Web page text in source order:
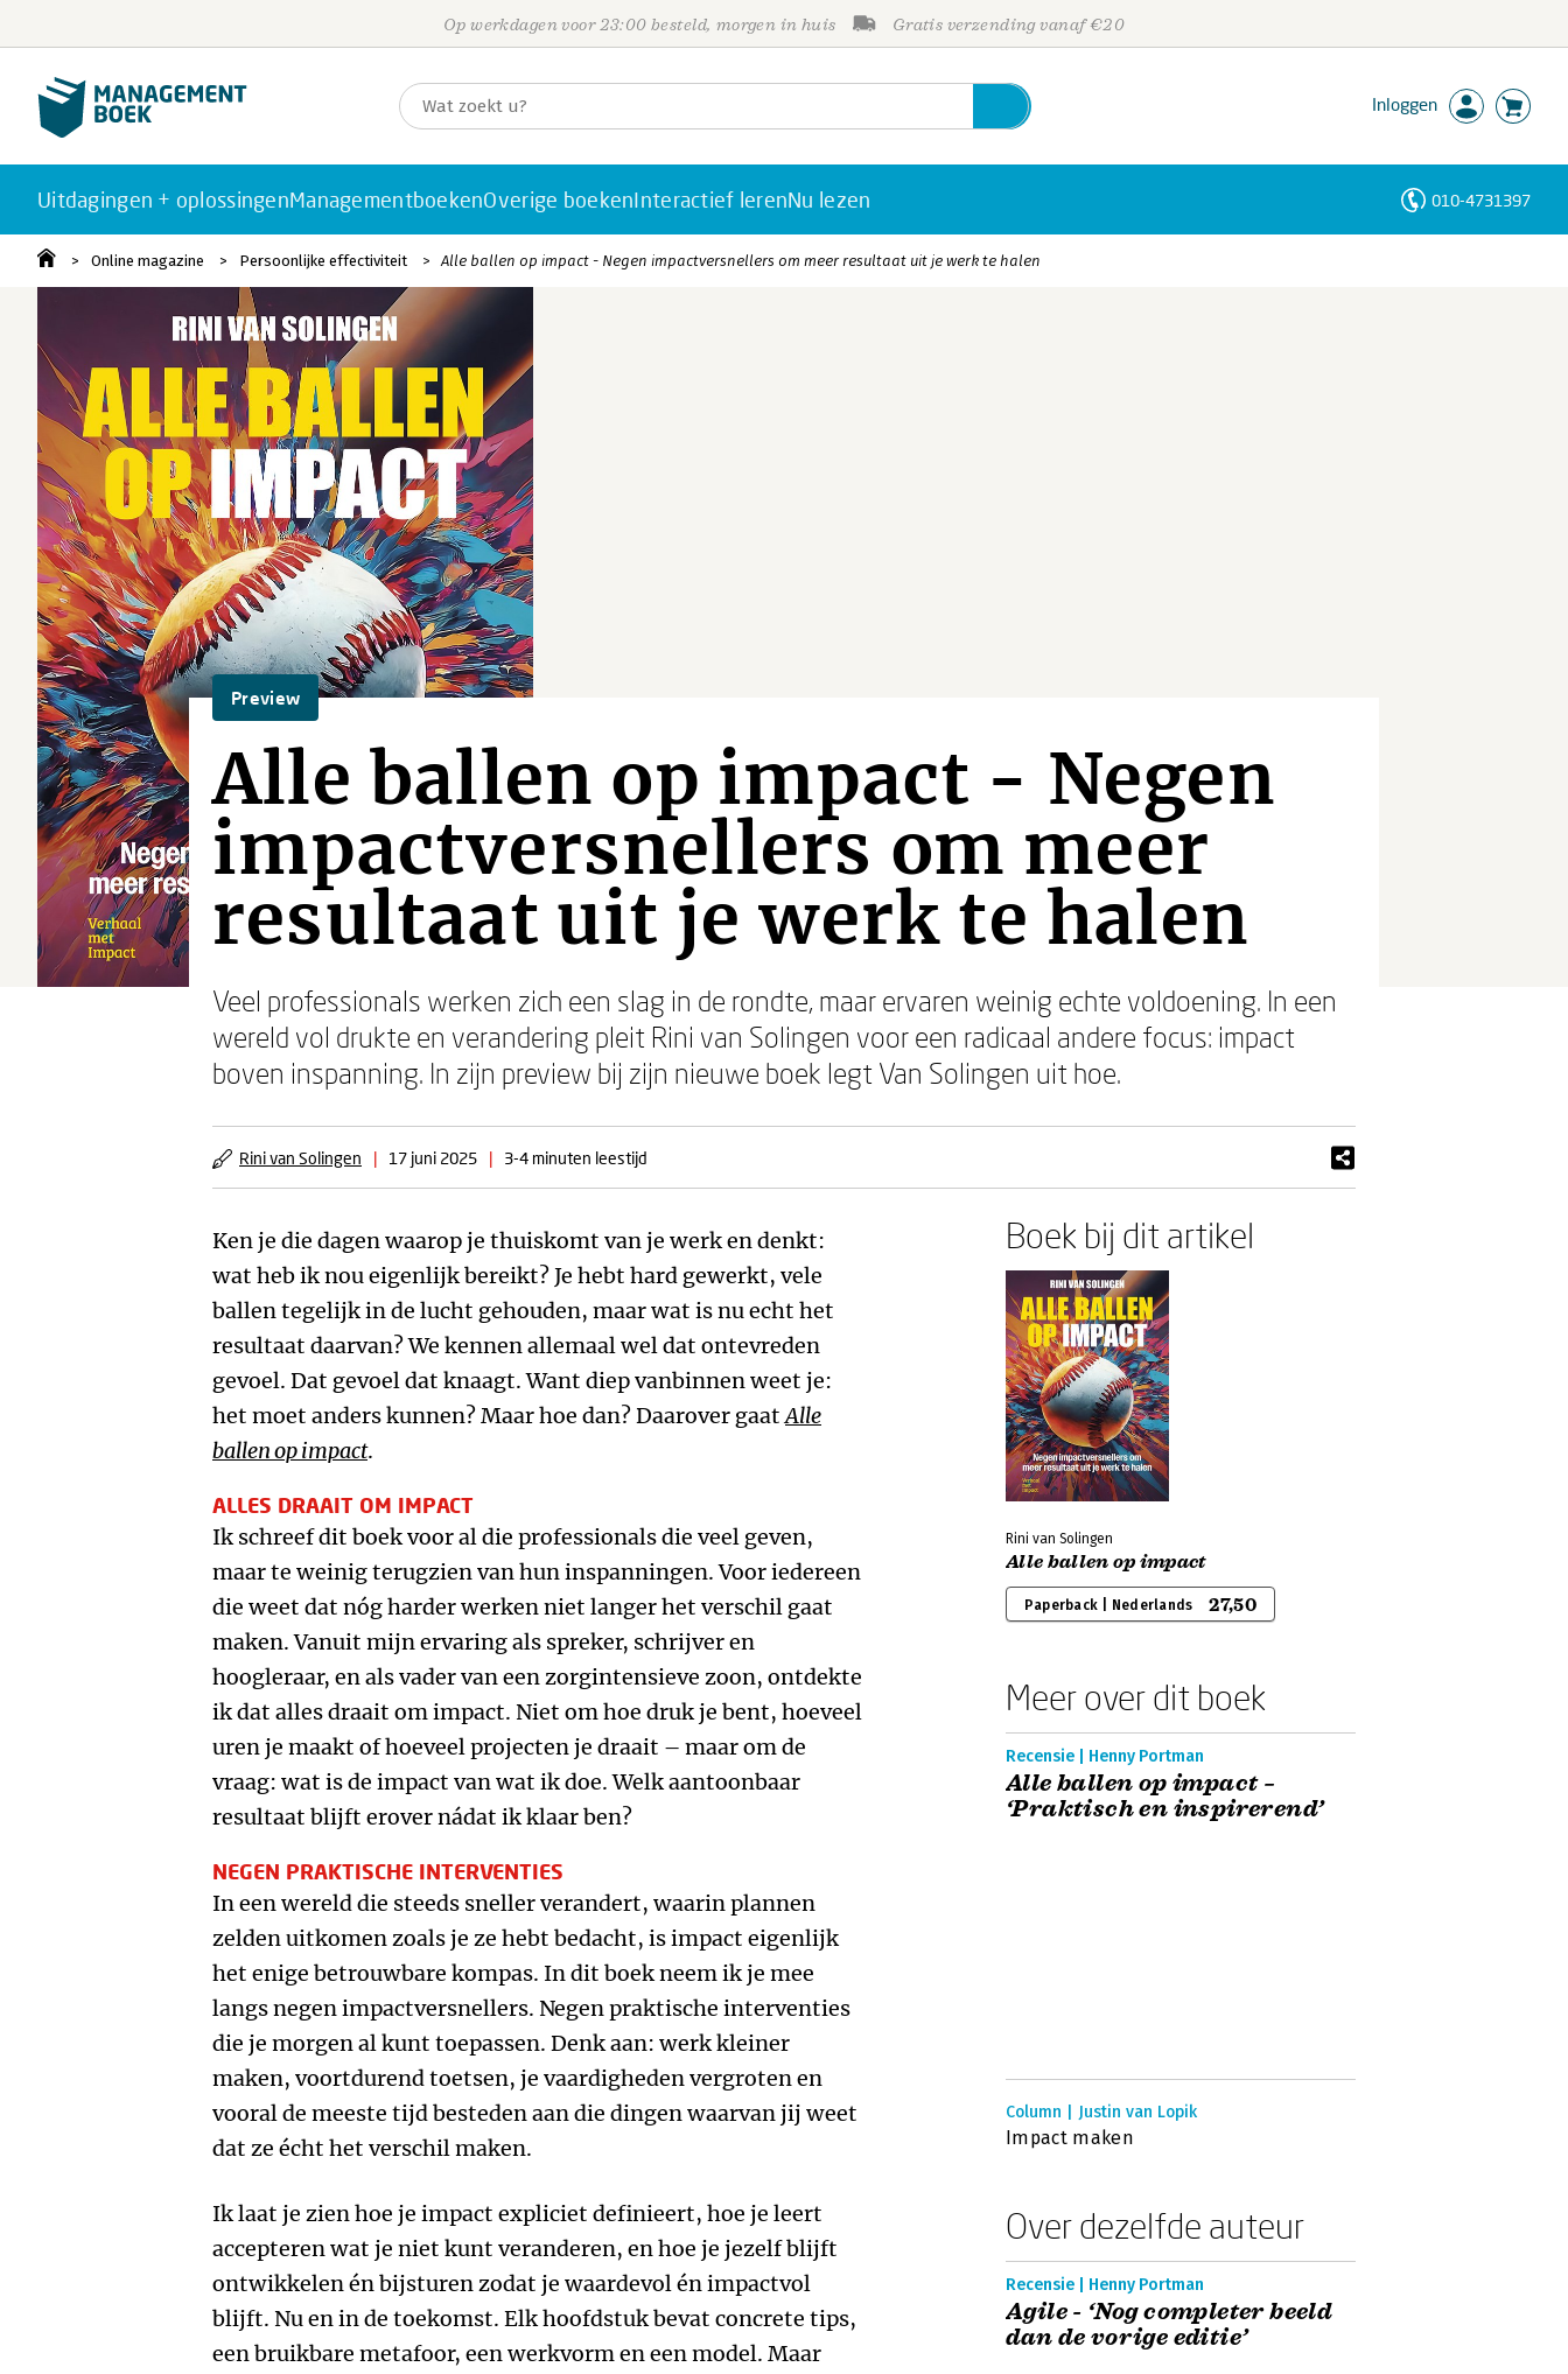
Op werkdagen voor 23:00 besteld, morgen in huis Gratis verzending vanaf €20
Inloggen
Uitdagingen + oplossingenManagementboekenOverige boekenInteractief lerenNu lezen 010-4731397
Online magazine Persoonlijke effectiviteit Alle ballen op impact - Negen impactversnellers om meer resultaat uit je werk te halen
Preview
Alle ballen op impact - Negen
impactversnellers om meer
resultaat uit je werk te halen
Veel professionals werken zich een slag in de rondte, maar ervaren weinig echte voldoening. In een
wereld vol drukte en verandering pleit Rini van Solingen voor een radicaal andere focus: impact
boven inspanning. In zijn preview bij zijn nieuwe boek legt Van Solingen uit hoe.
Rini van Solingen | 17 juni 2025 | 3-4 minuten leestijd
Ken je die dagen waarop je thuiskomt van je werk en denkt:
wat heb ik nou eigenlijk bereikt? Je hebt hard gewerkt, vele
ballen tegelijk in de lucht gehouden, maar wat is nu echt het
resultaat daarvan? We kennen allemaal wel dat ontevreden
gevoel. Dat gevoel dat knaagt. Want diep vanbinnen weet je:
het moet anders kunnen? Maar hoe dan? Daarover gaatAlle
ballen op impact.
ALLES DRAAIT OM IMPACT
Ik schreef dit boek voor al die professionals die veel geven,
maar te weinig terugzien van hun inspanningen. Voor iedereen
die weet dat nóg harder werken niet langer het verschil gaat
maken. Vanuit mijn ervaring als spreker, schrijver en
hoogleraar, en als vader van een zorgintensieve zoon, ontdekte
ik dat alles draait om impact. Niet om hoe druk je bent, hoeveel
uren je maakt of hoeveel projecten je draait – maar om de
vraag: wat is de impact van wat ik doe. Welk aantoonbaar
resultaat blijft erover nádat ik klaar ben?
NEGEN PRAKTISCHE INTERVENTIES
In een wereld die steeds sneller verandert, waarin plannen
zelden uitkomen zoals je ze hebt bedacht, is impact eigenlijk
het enige betrouwbare kompas. In dit boek neem ik je mee
langs negen impactversnellers. Negen praktische interventies
die je morgen al kunt toepassen. Denk aan: werk kleiner
maken, voortdurend toetsen, je vaardigheden vergroten en
vooral de meeste tijd besteden aan die dingen waarvan jij weet
dat ze écht het verschil maken.
Ik laat je zien hoe je impact expliciet definieert, hoe je leert
accepteren wat je niet kunt veranderen, en hoe je jezelf blijft
ontwikkelen én bijsturen zodat je waardevol én impactvol
blijft. Nu en in de toekomst. Elk hoofdstuk bevat concrete tips,
een bruikbare metafoor, een werkvorm en een model. Maar
Boek bij dit artikel
Rini van Solingen
Alle ballen op impact
Paperback | Nederlands 27,50
Meer over dit boek
Recensie | Henny Portman
Alle ballen op impact –
‘Praktisch en inspirerend’
Column | Justin van Lopik
Impact maken
Over dezelfde auteur
Recensie | Henny Portman
Agile - ‘Nog completer beeld
dan de vorige editie’
Personen